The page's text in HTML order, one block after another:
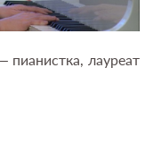
пианистка, лауреат